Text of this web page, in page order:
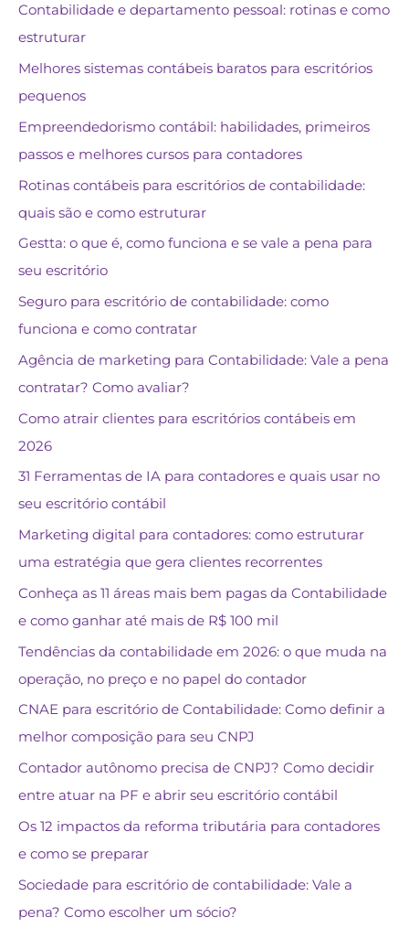
Contabilidade e departamento pessoal: rotinas e como
estruturar
Melhores sistemas contábeis baratos para escritórios
pequenos
Empreendedorismo contábil: habilidades, primeiros
passos e melhores cursos para contadores
Rotinas contábeis para escritórios de contabilidade:
quais são e como estruturar
Gestta: o que é, como funciona e se vale a pena para
seu escritório
Seguro para escritório de contabilidade: como
funciona e como contratar
Agência de marketing para Contabilidade: Vale a pena
contratar? Como avaliar?
Como atrair clientes para escritórios contábeis em
2026
31 Ferramentas de IA para contadores e quais usar no
seu escritório contábil
Marketing digital para contadores: como estruturar
uma estratégia que gera clientes recorrentes
Conheça as 11 áreas mais bem pagas da Contabilidade
e como ganhar até mais de R$ 100 mil
Tendências da contabilidade em 2026: o que muda na
operação, no preço e no papel do contador
CNAE para escritório de Contabilidade: Como definir a
melhor composição para seu CNPJ
Contador autônomo precisa de CNPJ? Como decidir
entre atuar na PF e abrir seu escritório contábil
Os 12 impactos da reforma tributária para contadores
e como se preparar
Sociedade para escritório de contabilidade: Vale a
pena? Como escolher um sócio?